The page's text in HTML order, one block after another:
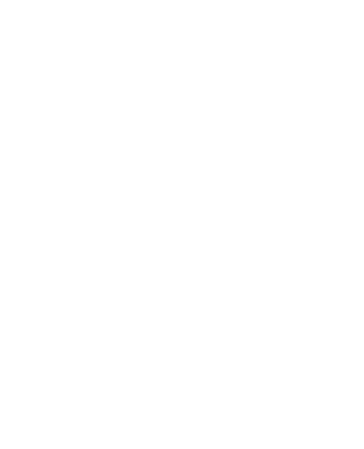
はありません。
品に未対応品が
年1月12日よ